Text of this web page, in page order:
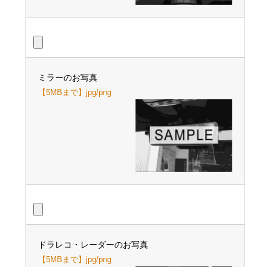
ミラーのお写真
【5MBまで】jpg/png
ドラレコ・レーダーのお写真
【5MBまで】jpg/png